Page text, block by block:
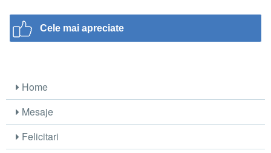
Cele mai apreciate
Home
Mesaje
Felicitari